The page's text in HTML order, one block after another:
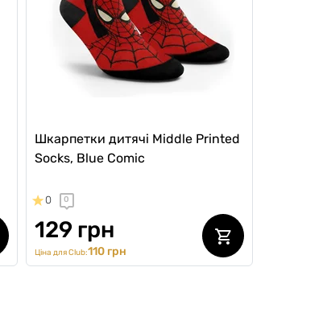
Шкарпетки дитячі Middle Printed
Socks, Blue Comic
0 0
129 грн
Ціна для Club:110 грн